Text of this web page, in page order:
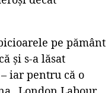
pe pământ
și s-a lăsat
iar pentru că o